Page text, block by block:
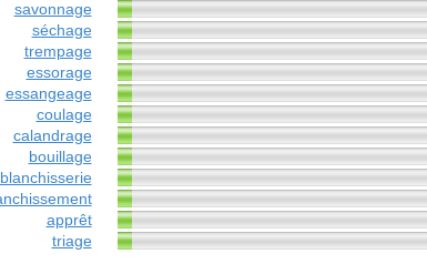
savonnage
séchage
trempage
essorage
essangeage
coulage
calandrage
bouillage
blanchisserie
apprêt
triage